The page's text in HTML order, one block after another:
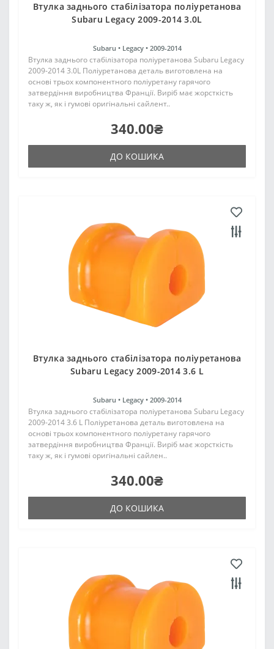
Втулка заднього стабілізатора поліуретанова
Subaru Legacy 2009-2014 3.0L
Subaru • Legacy • 2009-2014
Втулка заднього стабілізатора поліуретанова Subaru Legacy
2009-2014 3.0L Поліуретанова деталь виготовлена на
основі трьох компонентного поліуретану гарячого
затвердіння виробництва Франції. Виріб має жорсткість
таку ж, як і гумові оригінальні сайлент..
340.00₴
ДО КОШИКА
Втулка заднього стабілізатора поліуретанова
Subaru Legacy 2009-2014 3.6 L
Subaru • Legacy • 2009-2014
Втулка заднього стабілізатора поліуретанова Subaru Legacy
2009-2014 3.6 L Поліуретанова деталь виготовлена на
основі трьох компонентного поліуретану гарячого
затвердіння виробництва Франції. Виріб має жорсткість
таку ж, як і гумові оригінальні сайлен..
340.00₴
ДО КОШИКА